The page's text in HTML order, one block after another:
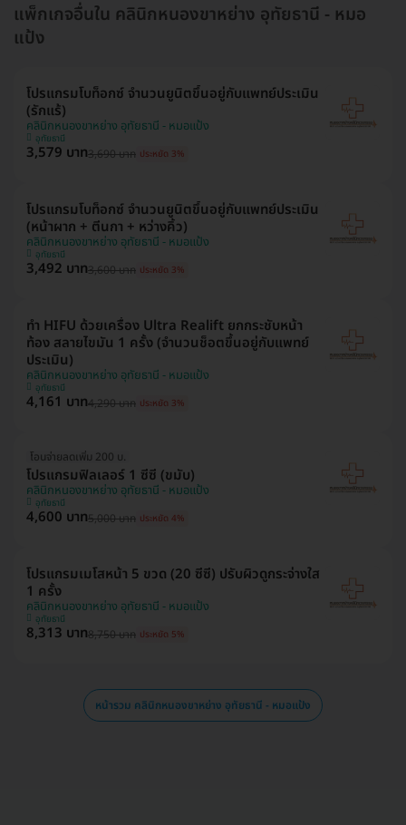
แพ็กเกจอื่นใน คลินิกหนองขาหย่าง อุทัยธานี - หมอ
แป้ง
โปรแกรมโบท็อกซ์ จำนวนยูนิตขึ้นอยู่กับแพทย์ประเมิน
(รักแร้)
คลินิกหนองขาหย่าง อุทัยธานี - หมอแป้ง
อุทัยธานี
3,579 บาท3,690 บาท ประหยัด 3%
โปรแกรมโบท็อกซ์ จำนวนยูนิตขึ้นอยู่กับแพทย์ประเมิน
(หน้าผาก + ตีนกา + หว่างคิ้ว)
คลินิกหนองขาหย่าง อุทัยธานี - หมอแป้ง
อุทัยธานี
3,492 บาท3,600 บาท ประหยัด 3%
ทำ HIFU ด้วยเครื่อง Ultra Realift ยกกระชับหน้า
ท้อง สลายไขมัน 1 ครั้ง (จำนวนช็อตขึ้นอยู่กับแพทย์
ประเมิน)
คลินิกหนองขาหย่าง อุทัยธานี - หมอแป้ง
อุทัยธานี
4,161 บาท4,290 บาท ประหยัด 3%
โอนจ่ายลดเพิ่ม 200 บ.
โปรแกรมฟิลเลอร์ 1 ซีซี (ขมับ)
คลินิกหนองขาหย่าง อุทัยธานี - หมอแป้ง
อุทัยธานี
4,600 บาท5,000 บาท ประหยัด 4%
โปรแกรมเมโสหน้า 5 ขวด (20 ซีซี) ปรับผิวดูกระจ่างใส
1 ครั้ง
คลินิกหนองขาหย่าง อุทัยธานี - หมอแป้ง
อุทัยธานี
8,313 บาท8,750 บาท ประหยัด 5%
หน้ารวม คลินิกหนองขาหย่าง อุทัยธานี - หมอแป้ง